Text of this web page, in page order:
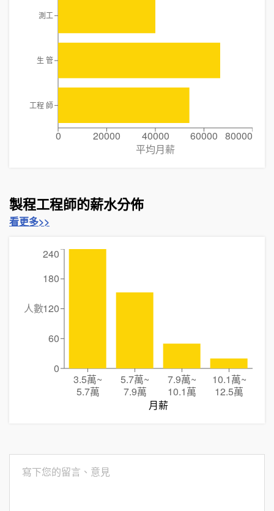
0 20000 40000 60000 80000
平均月薪
測工
生 管
工程 師
製程工程師的薪水分佈
看更多>>
3.5萬~
5.7萬
5.7萬~
7.9萬
7.9萬~
10.1萬
10.1萬~
12.5萬
月薪
0
60
120
180
240
人數